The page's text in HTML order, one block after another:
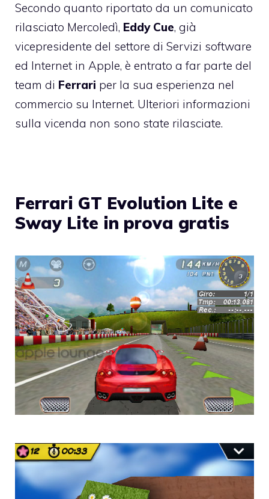
Secondo quanto riportato da un comunicato
rilasciato Mercoledì, Eddy Cue, già
vicepresidente del settore di Servizi software
ed Internet in Apple, è entrato a far parte del
team di Ferrari per la sua esperienza nel
commercio su Internet. Ulteriori informazioni
sulla vicenda non sono state rilasciate.
Ferrari GT Evolution Lite e
Sway Lite in prova gratis